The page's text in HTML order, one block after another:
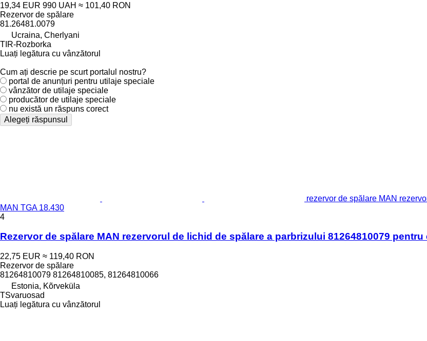
19,34 EUR 990 UAH ≈ 101,40 RON
Rezervor de spălare
81.26481.0079
Ucraina, Cherlyani
TIR-Rozborka
Luați legătura cu vânzătorul
Cum ați descrie pe scurt portalul nostru?
portal de anunțuri pentru utilaje speciale
vânzător de utilaje speciale
producător de utilaje speciale
nu există un răspuns corect
Alegeți răspunsul
rezervor de spălare MAN
MAN TGA 18.430
4
Rezervor de spălare MAN rezervorul de lichid de spălare a parbrizului 81264810079 pentru
22,75 EUR ≈ 119,40 RON
Rezervor de spălare
81264810079 81264810085, 81264810066
Estonia, Kõrveküla
TSvaruosad
Luați legătura cu vânzătorul